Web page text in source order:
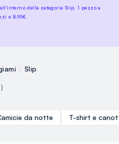
della categoria Slip. 1 pezzo a
a 8,95€.
Slip
da notte T-shirt e